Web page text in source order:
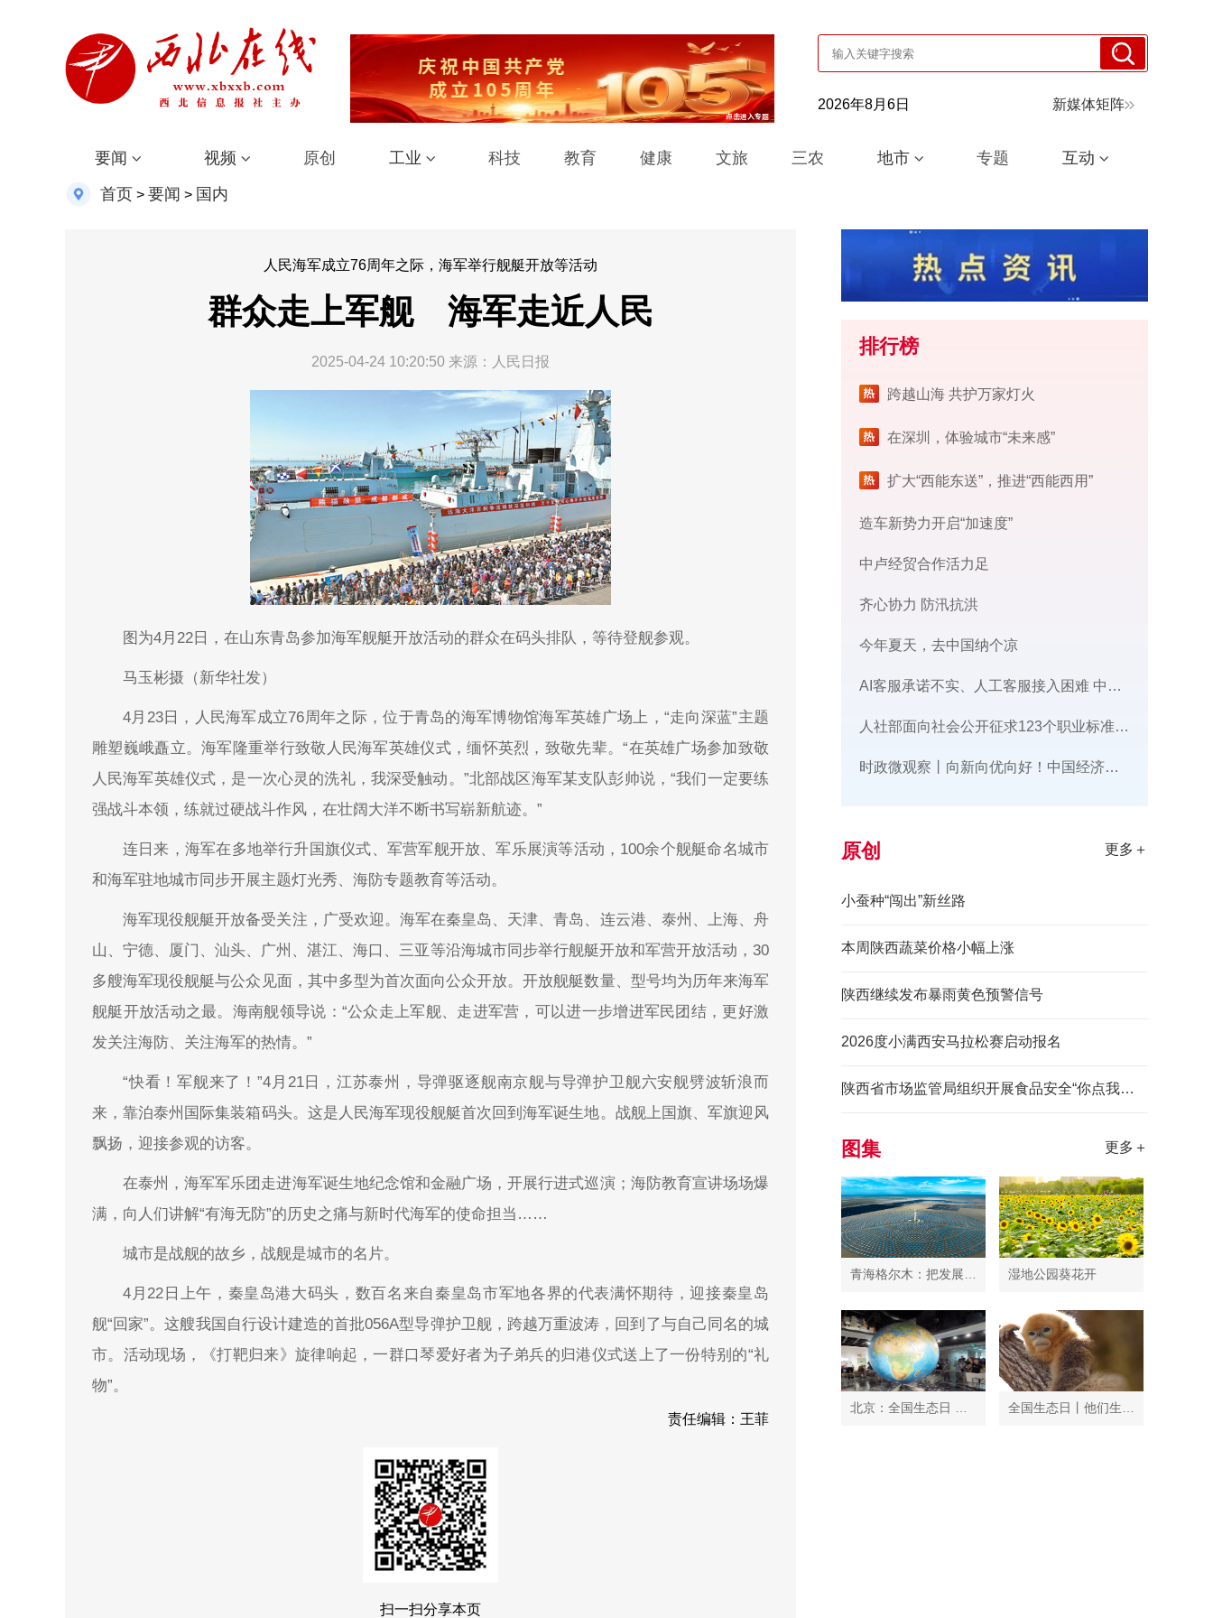
2026年8月6日 新媒体矩阵
要闻 视频 原创 工业 科技 教育 健康 文旅 三农 地市 专题 互动
首页 > 要闻 > 国内
人民海军成立76周年之际，海军举行舰艇开放等活动
群众走上军舰 海军走近人民
2025-04-24 10:20:50 来源：人民日报
图为4月22日，在山东青岛参加海军舰艇开放活动的群众在码头排队，等待登舰参观。
马玉彬摄（新华社发）
4月23日，人民海军成立76周年之际，位于青岛的海军博物馆海军英雄广场上，“走向深蓝”主题
雕塑巍峨矗立。海军隆重举行致敬人民海军英雄仪式，缅怀英烈，致敬先辈。“在英雄广场参加致敬
人民海军英雄仪式，是一次心灵的洗礼，我深受触动。”北部战区海军某支队彭帅说，“我们一定要练
强战斗本领，练就过硬战斗作风，在壮阔大洋不断书写崭新航迹。”
连日来，海军在多地举行升国旗仪式、军营军舰开放、军乐展演等活动，100余个舰艇命名城市
和海军驻地城市同步开展主题灯光秀、海防专题教育等活动。
海军现役舰艇开放备受关注，广受欢迎。海军在秦皇岛、天津、青岛、连云港、泰州、上海、舟
山、宁德、厦门、汕头、广州、湛江、海口、三亚等沿海城市同步举行舰艇开放和军营开放活动，30
多艘海军现役舰艇与公众见面，其中多型为首次面向公众开放。开放舰艇数量、型号均为历年来海军
舰艇开放活动之最。海南舰领导说：“公众走上军舰、走进军营，可以进一步增进军民团结，更好激
发关注海防、关注海军的热情。”
“快看！军舰来了！”4月21日，江苏泰州，导弹驱逐舰南京舰与导弹护卫舰六安舰劈波斩浪而
来，靠泊泰州国际集装箱码头。这是人民海军现役舰艇首次回到海军诞生地。战舰上国旗、军旗迎风
飘扬，迎接参观的访客。
在泰州，海军军乐团走进海军诞生地纪念馆和金融广场，开展行进式巡演；海防教育宣讲场场爆
满，向人们讲解“有海无防”的历史之痛与新时代海军的使命担当……
城市是战舰的故乡，战舰是城市的名片。
4月22日上午，秦皇岛港大码头，数百名来自秦皇岛市军地各界的代表满怀期待，迎接秦皇岛
舰“回家”。这艘我国自行设计建造的首批056A型导弹护卫舰，跨越万重波涛，回到了与自己同名的城
市。活动现场，《打靶归来》旋律响起，一群口琴爱好者为子弟兵的归港仪式送上了一份特别的“礼
物”。
责任编辑：王菲
扫一扫分享本页
排行榜
跨越山海 共护万家灯火
在深圳，体验城市“未来感”
扩大“西能东送”，推进“西能西用”
造车新势力开启“加速度”
中卢经贸合作活力足
齐心协力 防汛抗洪
今年夏天，去中国纳个凉
AI客服承诺不实、人工客服接入困难 中消协回应
人社部面向社会公开征求123个职业标准意见
时政微观察丨向新向优向好！中国经济展现强大韧性和活力
原创 更多＋
小蚕种“闯出”新丝路
本周陕西蔬菜价格小幅上涨
陕西继续发布暴雨黄色预警信号
2026度小满西安马拉松赛启动报名
陕西省市场监管局组织开展食品安全“你点我检惠民生”进景区活动
图集 更多＋
湿地公园葵花开